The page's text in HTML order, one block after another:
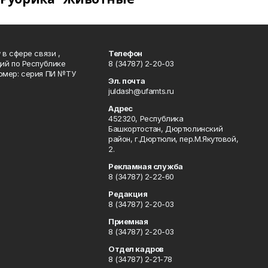
сфере связи ,
по Республике
серия ПИ №ТУ
Телефон
8 (34787) 2-20-03
Эл. почта
juldash@ufamts.ru
Адрес
452320, Республика
Башкортостан, Дюртюлинский
район, г.Дюртюли, пер.М.Якутовой,
2.
Рекламная служба
8 (34787) 2-22-60
Редакция
8 (34787) 2-20-03
Приемная
8 (34787) 2-20-03
Отдел кадров
8 (34787) 2-21-78